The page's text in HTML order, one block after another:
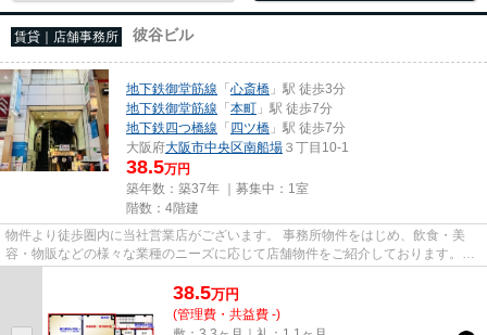
賃貸｜店舗事務所 彼谷ビル
地下鉄御堂筋線 「心斎橋 」駅 徒歩3分
地下鉄御堂筋線 「本町 」駅 徒歩7分
地下鉄四つ橋線 「四ツ橋 」駅 徒歩7分
大阪府大阪市中央区南船場 ３丁目10-1
38.5万円
築年数：築37年 ｜募集中： 1室
階数：4階建
物件より徒歩圏内に当社営業店がございます。 事務所物件をはじめ、飲食・美
容・物販などの様々な業種のニーズに応じて店舗物件をご紹介しております。
尚、弊社ではおとり広告は一切...
38.5万円
(管理費・共益費 -)